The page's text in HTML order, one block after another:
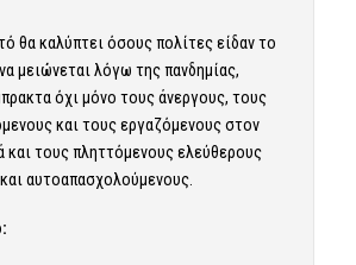
θα καλύπτει όσους πολίτες είδαν το
μειώνεται λόγω της πανδημίας,
όχι μόνο τους άνεργους, τους
και τους εργαζόμενους στον
και τους πληττόμενους ελεύθερους
αυτοαπασχολούμενους.